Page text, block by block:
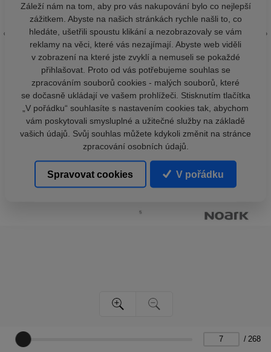
/ 268
Záleží nám na tom, aby pro vás nakupování bylo co nejlepší
zážitkem. Abyste na našich stránkách rychle našli to, co
hledáte, ušetřili spoustu klikání a nezobrazovaly se vám
reklamy na věci, které vás nezajímají. Abyste web viděli
v zobrazení na které jste zvyklí a nemuseli se pokaždé
přihlašovat. Proto od vás potřebujeme souhlas se
zpracováním souborů cookies - malých souborů, které
se dočasně ukládají ve vašem prohlížeči. Stisknutím tlačítka
„V pořádku“ souhlasíte s nastavením cookies tak, abychom
vám poskytovali smysluplné a užitečné služby na základě
vašich údajů. Svůj souhlas můžete kdykoli změnit na stránce
zpracování osobních údajů.
Spravovat cookies V pořádku